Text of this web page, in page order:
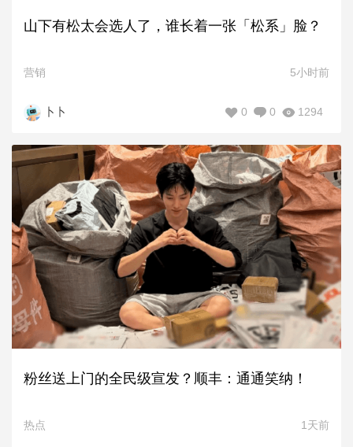
山下有松太会选人了，谁长着一张「松系」脸？
营销 5小时前
卜卜 1294
0
0
粉丝送上门的全民级宣发？顺丰：通通笑纳！
热点 1天前